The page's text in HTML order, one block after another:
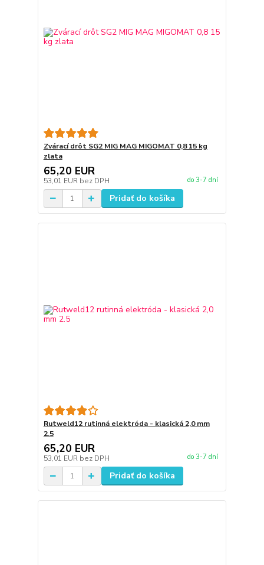
Zvárací drôt SG2 MIG MAG MIGOMAT 0,8 15 kg
zlata
65,20 EUR
53,01 EUR bez DPH do 3-7 dní
Pridať do košíka
Rutweld12 rutinná elektróda - klasická 2,0 mm
2.5
65,20 EUR
53,01 EUR bez DPH do 3-7 dní
Pridať do košíka